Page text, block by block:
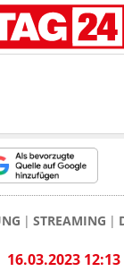
STREAMING
16.03.2023 12:13